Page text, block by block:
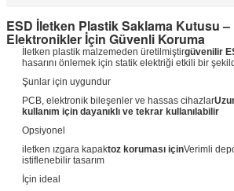
ESD İletken Plastik Saklama Kutusu
Elektronikler İçin Güvenli Koruma
İletken plastik malzemeden üretilmiştirgüvenilir
hasarını önlemek için statik elektriği etkili bir
Şunlar için uygundur
PCB, elektronik bileşenler ve hassas cihazlar
kullanım için dayanıklı ve tekrar kullanılabilir
Opsiyonel
iletken ızgara kapaktoz koruması içinVerimli
istiflenebilir tasarım
İçin ideal